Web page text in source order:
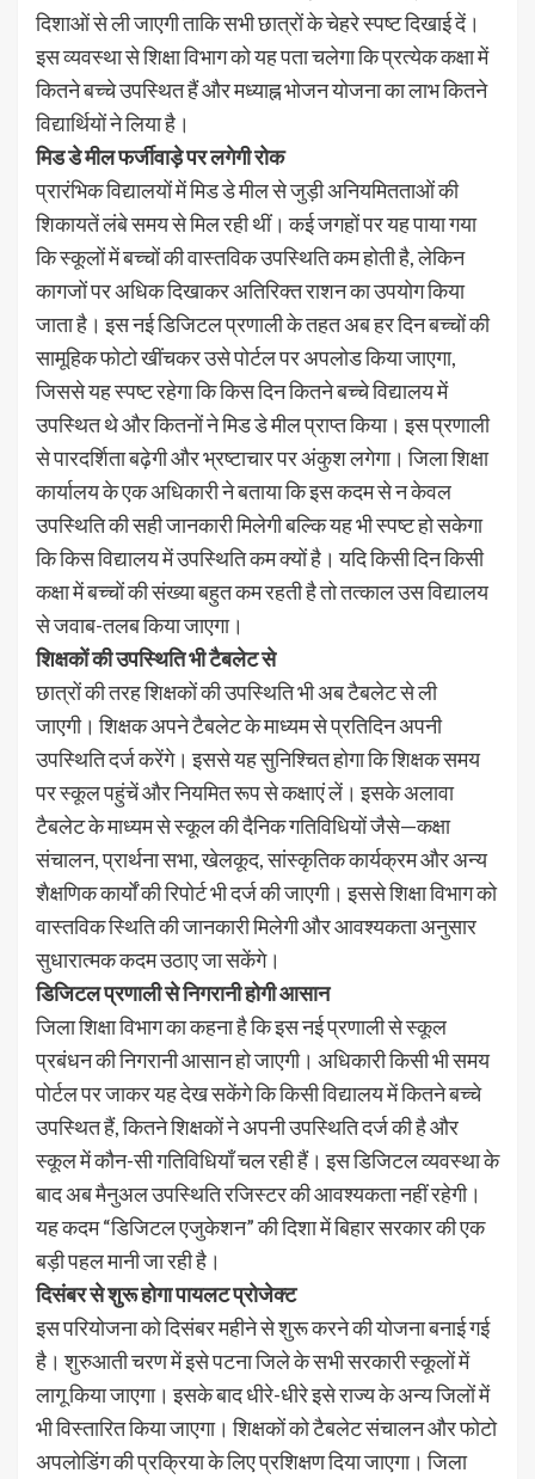
दिशाओं से ली जाएगी ताकि सभी छात्रों के चेहरे स्पष्ट दिखाई दें।
इस व्यवस्था से शिक्षा विभाग को यह पता चलेगा कि प्रत्येक कक्षा में
कितने बच्चे उपस्थित हैं और मध्याह्न भोजन योजना का लाभ कितने
विद्यार्थियों ने लिया है।
मिड डे मील फर्जीवाड़े पर लगेगी रोक
प्रारंभिक विद्यालयों में मिड डे मील से जुड़ी अनियमितताओं की
शिकायतें लंबे समय से मिल रही थीं। कई जगहों पर यह पाया गया
कि स्कूलों में बच्चों की वास्तविक उपस्थिति कम होती है, लेकिन
कागजों पर अधिक दिखाकर अतिरिक्त राशन का उपयोग किया
जाता है। इस नई डिजिटल प्रणाली के तहत अब हर दिन बच्चों की
सामूहिक फोटो खींचकर उसे पोर्टल पर अपलोड किया जाएगा,
जिससे यह स्पष्ट रहेगा कि किस दिन कितने बच्चे विद्यालय में
उपस्थित थे और कितनों ने मिड डे मील प्राप्त किया। इस प्रणाली
से पारदर्शिता बढ़ेगी और भ्रष्टाचार पर अंकुश लगेगा। जिला शिक्षा
कार्यालय के एक अधिकारी ने बताया कि इस कदम से न केवल
उपस्थिति की सही जानकारी मिलेगी बल्कि यह भी स्पष्ट हो सकेगा
कि किस विद्यालय में उपस्थिति कम क्यों है। यदि किसी दिन किसी
कक्षा में बच्चों की संख्या बहुत कम रहती है तो तत्काल उस विद्यालय
से जवाब-तलब किया जाएगा।
शिक्षकों की उपस्थिति भी टैबलेट से
छात्रों की तरह शिक्षकों की उपस्थिति भी अब टैबलेट से ली
जाएगी। शिक्षक अपने टैबलेट के माध्यम से प्रतिदिन अपनी
उपस्थिति दर्ज करेंगे। इससे यह सुनिश्चित होगा कि शिक्षक समय
पर स्कूल पहुंचें और नियमित रूप से कक्षाएं लें। इसके अलावा
टैबलेट के माध्यम से स्कूल की दैनिक गतिविधियों जैसे—कक्षा
संचालन, प्रार्थना सभा, खेलकूद, सांस्कृतिक कार्यक्रम और अन्य
शैक्षणिक कार्यों की रिपोर्ट भी दर्ज की जाएगी। इससे शिक्षा विभाग को
वास्तविक स्थिति की जानकारी मिलेगी और आवश्यकता अनुसार
सुधारात्मक कदम उठाए जा सकेंगे।
डिजिटल प्रणाली से निगरानी होगी आसान
जिला शिक्षा विभाग का कहना है कि इस नई प्रणाली से स्कूल
प्रबंधन की निगरानी आसान हो जाएगी। अधिकारी किसी भी समय
पोर्टल पर जाकर यह देख सकेंगे कि किसी विद्यालय में कितने बच्चे
उपस्थित हैं, कितने शिक्षकों ने अपनी उपस्थिति दर्ज की है और
स्कूल में कौन-सी गतिविधियाँ चल रही हैं। इस डिजिटल व्यवस्था के
बाद अब मैनुअल उपस्थिति रजिस्टर की आवश्यकता नहीं रहेगी।
यह कदम “डिजिटल एजुकेशन” की दिशा में बिहार सरकार की एक
बड़ी पहल मानी जा रही है।
दिसंबर से शुरू होगा पायलट प्रोजेक्ट
इस परियोजना को दिसंबर महीने से शुरू करने की योजना बनाई गई
है। शुरुआती चरण में इसे पटना जिले के सभी सरकारी स्कूलों में
लागू किया जाएगा। इसके बाद धीरे-धीरे इसे राज्य के अन्य जिलों में
भी विस्तारित किया जाएगा। शिक्षकों को टैबलेट संचालन और फोटो
अपलोडिंग की प्रक्रिया के लिए प्रशिक्षण दिया जाएगा। जिला